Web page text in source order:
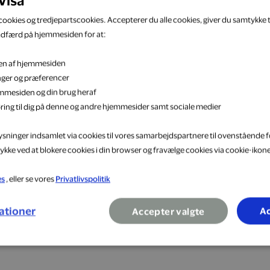
er et nøgleord for hele vores forretning, og du vil opleve,
Sammen løber og vokser vi nemlig hurtigere. Løbeshop
Shop nu
og tredjepartscookies. Accepterer du alle cookies, giver du samtykke
på hjemmesiden for at:
af hjemmesiden
og præferencer
og din brug heraf
til dig på denne og andre hjemmesider samt sociale medier
indsamlet via cookies til vores samarbejdspartnere til ovenstående
ved at blokere cookies i din browser og fravælge cookies via cookie-
, eller se vores Privatlivspolitik
Accepter valgte